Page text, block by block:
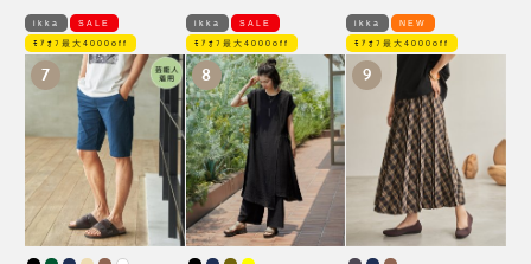
ikka SALE
ﾓｱｵﾌ最大4000off
7
ikka SALE
ﾓｱｵﾌ最大4000off
8
ikka NEW
ﾓｱｵﾌ最大4000off
9